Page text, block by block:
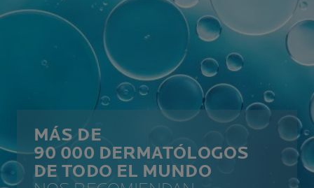
MÁS DE
90 000 DERMATÓLOGOS
DE TODO EL MUNDO